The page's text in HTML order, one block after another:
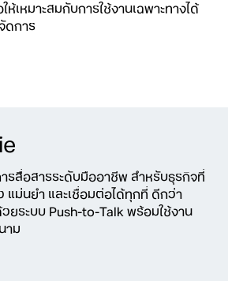
ห้เหมาะสมกับการใช้งานเฉพาะทางได้
ดการ
รสื่อสารระดับมืออาชีพ สำหรับธุรกิจที่
แม่นยำ และเชื่อมต่อได้ทุกที่ ดีกว่า
ยระบบ Push-to-Talk พร้อมใช้งาน
าม